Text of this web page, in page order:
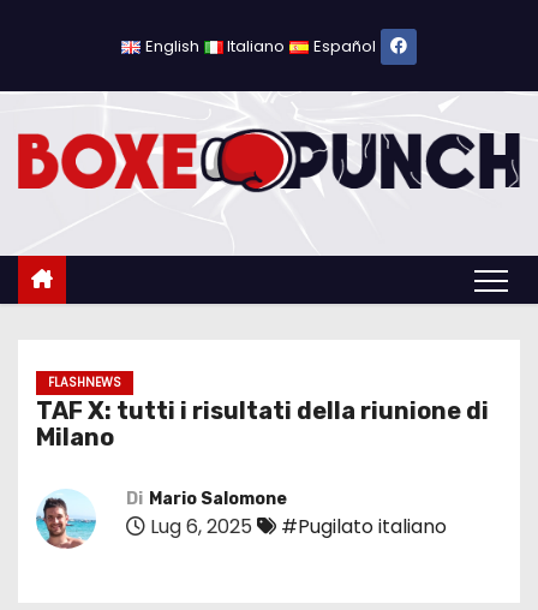
c
English Italiano Español
FLASHNEWS
TAF X: tutti i risultati della riunione di
Milano
Di Mario Salomone
Lug 6, 2025 #Pugilato italiano